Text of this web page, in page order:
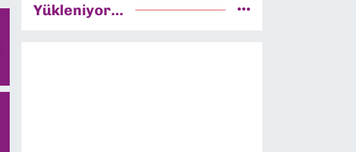
Yükleniyor...